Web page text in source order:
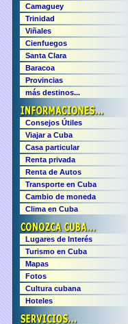
Camaguey
Trinidad
Viñales
Cienfuegos
Santa Clara
Baracoa
Provincias
más destinos...
Consejos Útiles
Viajar a Cuba
Casa particular
Renta privada
Renta de Autos
Transporte en Cuba
Cambio de moneda
Clima en Cuba
Lugares de Interés
Turismo en Cuba
Mapas
Fotos
Cultura cubana
Hoteles